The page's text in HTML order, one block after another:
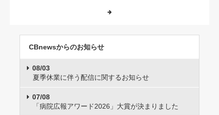
CBnewsからのお知らせ
08/03
夏季休業に伴う配信に関するお知らせ
07/08
「病院広報アワード2026」大賞が決まりました